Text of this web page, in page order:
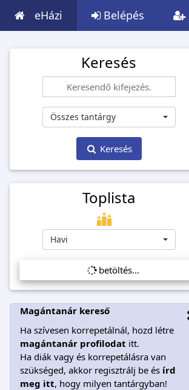
eHázi Belépés
Keresés
Összes tantárgy
Keresés
Toplista
Havi
betöltés...
Magántanár kereső
Ha szívesen korrepetálnál, hozd létre
magántanár profilodat itt.
Ha diák vagy és korrepetálásra van
szükséged, akkor regisztrálj be és írd
meg itt, hogy milyen tantárgyban!